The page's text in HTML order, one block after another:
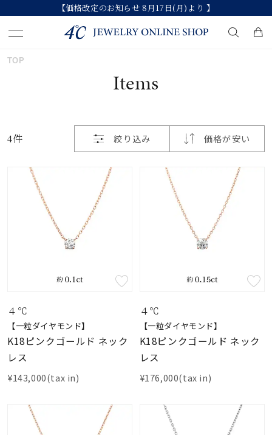
【価格改定のお知らせ 8月17日(月)より 】
#ダイヤモンド ネックレス
#エタニティ #くまのプーさん
ブランド
カラー
誕生石
モチーフ
TOP
Items
4件 絞り込み 価格が安い
価格が高い
新着順
お気に入り登録数
４℃
【一粒ダイヤモンド】
K18ピンクゴールド ネック
レス
¥143,000(tax in)
４℃
【一粒ダイヤモンド】
K18ピンクゴールド ネック
レス
¥176,000(tax in)